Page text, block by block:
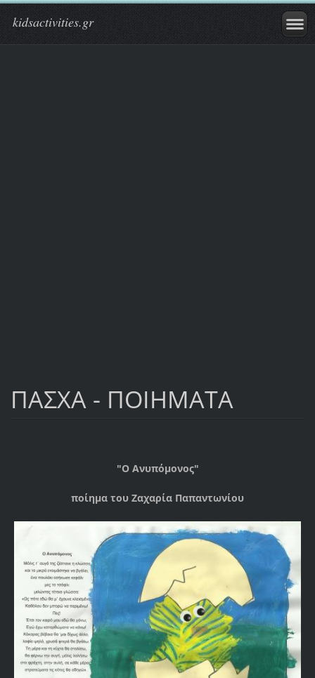
kidsactivities.gr
ΠΑΣΧΑ - ΠΟΙΗΜΑΤΑ
"Ο Ανυπόμονος"
ποίημα του Ζαχαρία Παπαντωνίου